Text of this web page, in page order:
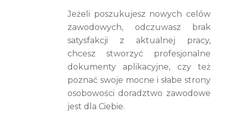
Jeżeli poszukujesz nowych celów
zawodowych, odczuwasz brak
satysfakcji z aktualnej pracy,
chcesz stworzyć profesjonalne
dokumenty aplikacyjne, czy też
poznać swoje mocne i słabe strony
osobowości doradztwo zawodowe
jest dla Ciebie.